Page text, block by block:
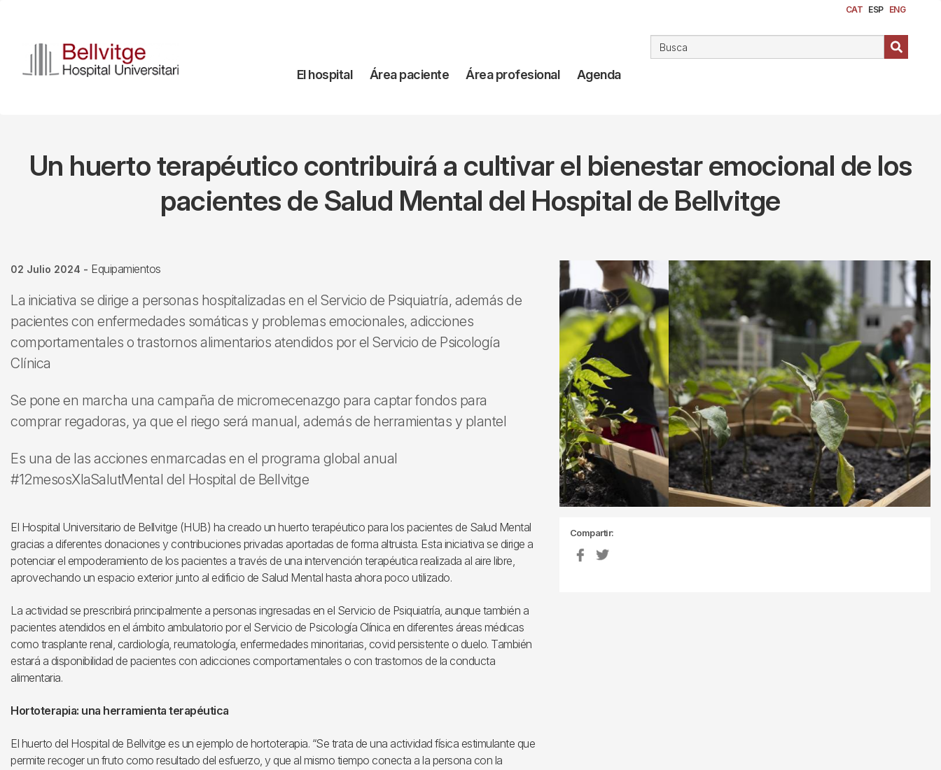
contenido
principal
CAT ESP ENG
Navegación
El hospital Área paciente Área profesional Agenda
Un huerto terapéutico contribuirá a cultivar el bienestar emocional de los
pacientes de Salud Mental del Hospital de Bellvitge
02 Julio 2024 - Equipamientos
La iniciativa se dirige a personas hospitalizadas en el Servicio de Psiquiatría, además de
pacientes con enfermedades somáticas y problemas emocionales, adicciones
comportamentales o trastornos alimentarios atendidos por el Servicio de Psicología
Clínica
Se pone en marcha una campaña de micromecenazgo para captar fondos para
comprar regadoras, ya que el riego será manual, además de herramientas y plantel
Es una de las acciones enmarcadas en el programa global anual
#12mesosXlaSalutMental del Hospital de Bellvitge
El Hospital Universitario de Bellvitge (HUB) ha creado un huerto terapéutico para los pacientes de Salud Mental
gracias a diferentes donaciones y contribuciones privadas aportadas de forma altruista. Esta iniciativa se dirige a
potenciar el empoderamiento de los pacientes a través de una intervención terapéutica realizada al aire libre,
aprovechando un espacio exterior junto al edificio de Salud Mental hasta ahora poco utilizado.
La actividad se prescribirá principalmente a personas ingresadas en el Servicio de Psiquiatría, aunque también a
pacientes atendidos en el ámbito ambulatorio por el Servicio de Psicología Clínica en diferentes áreas médicas
como trasplante renal, cardiología, reumatología, enfermedades minoritarias, covid persistente o duelo. También
estará a disponibilidad de pacientes con adicciones comportamentales o con trastornos de la conducta
alimentaria.
Hortoterapia: una herramienta terapéutica
El huerto del Hospital de Bellvitge es un ejemplo de hortoterapia. “Se trata de una actividad física estimulante que
permite recoger un fruto como resultado del esfuerzo, y que al mismo tiempo conecta a la persona con la
Compartir: